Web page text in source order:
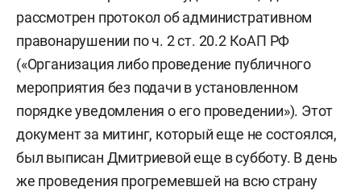
рассмотрен протокол об административном
правонарушении по ч. 2 ст. 20.2 КоАП РФ
(«Организация либо проведение публичного
мероприятия без подачи в установленном
порядке уведомления о его проведении»). Этот
документ за митинг, который еще не состоялся,
был выписан Дмитриевой еще в субботу. В день
же проведения прогремевшей на всю страну